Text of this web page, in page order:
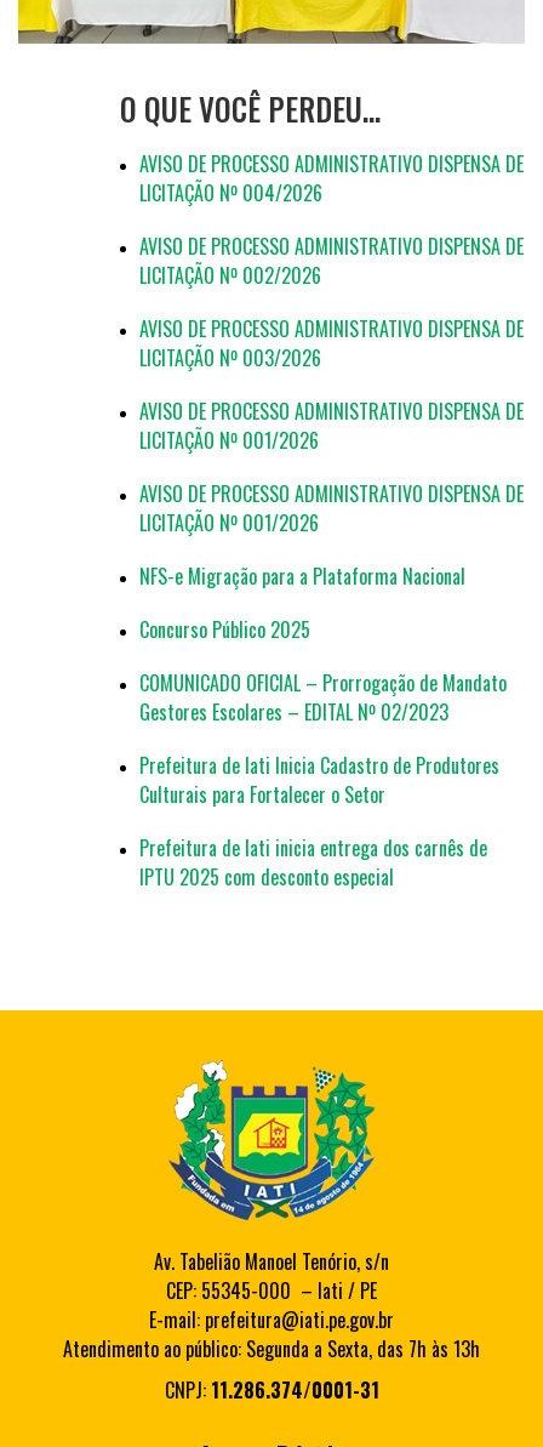
O QUE VOCÊ PERDEU…
AVISO DE PROCESSO ADMINISTRATIVO DISPENSA DE
LICITAÇÃO Nº 004/2026
AVISO DE PROCESSO ADMINISTRATIVO DISPENSA DE
LICITAÇÃO Nº 002/2026
AVISO DE PROCESSO ADMINISTRATIVO DISPENSA DE
LICITAÇÃO Nº 003/2026
AVISO DE PROCESSO ADMINISTRATIVO DISPENSA DE
LICITAÇÃO Nº 001/2026
AVISO DE PROCESSO ADMINISTRATIVO DISPENSA DE
LICITAÇÃO Nº 001/2026
NFS-e Migração para a Plataforma Nacional
Concurso Público 2025
COMUNICADO OFICIAL – Prorrogação de Mandato
Gestores Escolares – EDITAL Nº 02/2023
Prefeitura de Iati Inicia Cadastro de Produtores
Culturais para Fortalecer o Setor
Prefeitura de Iati inicia entrega dos carnês de
IPTU 2025 com desconto especial
Av. Tabelião Manoel Tenório, s/n
CEP: 55345-000 – Iati / PE
E-mail: prefeitura@iati.pe.gov.br
Atendimento ao público: Segunda a Sexta, das 7h às 13h
CNPJ: 11.286.374/0001-31